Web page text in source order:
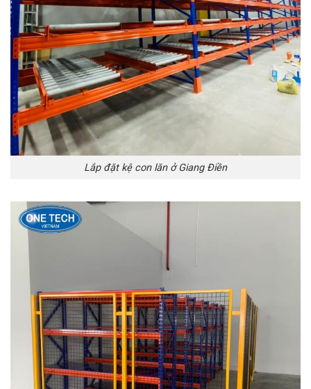
Lắp đặt kệ con lăn ở Giang Điền